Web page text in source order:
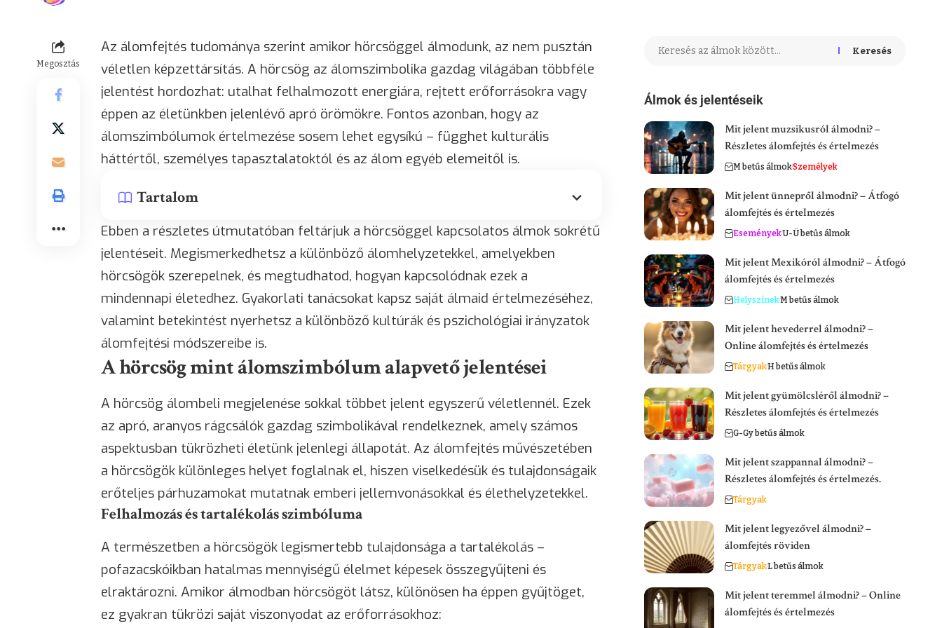
Megosztás
Az álomfejtés tudománya szerint amikor hörcsöggel álmodunk, az nem pusztán
véletlen képzettársítás. A hörcsög az álomszimbolika gazdag világában többféle
jelentést hordozhat: utalhat felhalmozott energiára, rejtett erőforrásokra vagy
éppen az életünkben jelenlévő apró örömökre. Fontos azonban, hogy az
álomszimbólumok értelmezése sosem lehet egysíkú – függhet kulturális
háttértől, személyes tapasztalatoktól és az álom egyéb elemeitől is.
Tartalom
Ebben a részletes útmutatóban feltárjuk a hörcsöggel kapcsolatos álmok sokrétű
jelentéseit. Megismerkedhetsz a különböző álomhelyzetekkel, amelyekben
hörcsögök szerepelnek, és megtudhatod, hogyan kapcsolódnak ezek a
mindennapi életedhez. Gyakorlati tanácsokat kapsz saját álmaid értelmezéséhez,
valamint betekintést nyerhetsz a különböző kultúrák és pszichológiai irányzatok
álomfejtési módszereibe is.
A hörcsög mint álomszimbólum alapvető jelentései
A hörcsög álombeli megjelenése sokkal többet jelent egyszerű véletlennél. Ezek
az apró, aranyos rágcsálók gazdag szimbolikával rendelkeznek, amely számos
aspektusban tükrözheti életünk jelenlegi állapotát. Az álomfejtés művészetében
a hörcsögök különleges helyet foglalnak el, hiszen viselkedésük és tulajdonságaik
erőteljes párhuzamokat mutatnak emberi jellemvonásokkal és élethelyzetekkel.
Felhalmozás és tartalékolás szimbóluma
A természetben a hörcsögök legismertebb tulajdonsága a tartalékolás –
pofazacskóikban hatalmas mennyiségű élelmet képesek összegyűjteni és
elraktározni. Amikor álmodban hörcsögöt látsz, különösen ha éppen gyűjtöget,
ez gyakran tükrözi saját viszonyodat az erőforrásokhoz:
Keresés
Álmok és jelentéseik
Mit jelent muzsikusról álmodni? –
Részletes álomfejtés és értelmezés
M betűs álmokSzemélyek
Mit jelent ünnepről álmodni? – Átfogó
álomfejtés és értelmezés
EseményekU-Ü betűs álmok
Mit jelent Mexikóról álmodni? – Átfogó
álomfejtés és értelmezés
HelyszínekM betűs álmok
Mit jelent hevederrel álmodni? –
Online álomfejtés és értelmezés
TárgyakH betűs álmok
Mit jelent gyümölcsléről álmodni? –
Részletes álomfejtés és értelmezés
G-Gy betűs álmok
Mit jelent szappannal álmodni? –
Részletes álomfejtés és értelmezés.
Tárgyak
Mit jelent legyezővel álmodni? –
álomfejtés röviden
TárgyakL betűs álmok
Mit jelent teremmel álmodni? – Online
álomfejtés és értelmezés